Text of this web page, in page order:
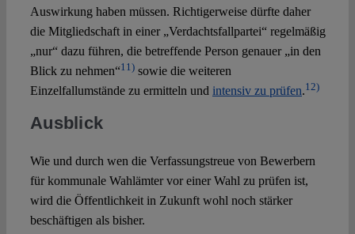
Auswirkung haben müssen. Richtigerweise dürfte daher
die Mitgliedschaft in einer „Verdachtsfallpartei“ regelmäßig
„nur“ dazu führen, die betreffende Person genauer „in den
Blick zu nehmen“11)sowie die weiteren
Einzelfallumstände zu ermitteln und intensiv zu prüfen.12)
Ausblick
Wie und durch wen die Verfassungstreue von Bewerbern
für kommunale Wahlämter vor einer Wahl zu prüfen ist,
wird die Öffentlichkeit in Zukunft wohl noch stärker
beschäftigen als bisher.